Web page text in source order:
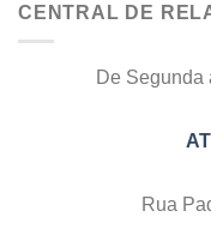
CENTRAL DE
De Segunda
Rua